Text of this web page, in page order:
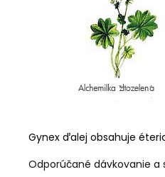
Gynex ďalej obsahuje
Odporúčané dávkovanie a